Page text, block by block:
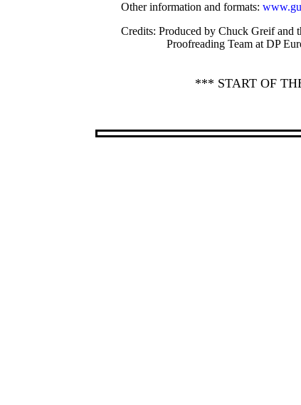
Other information and formats:
Credits: Produced by Chuck Greif and
Proofreading Team at DP
*** START OF